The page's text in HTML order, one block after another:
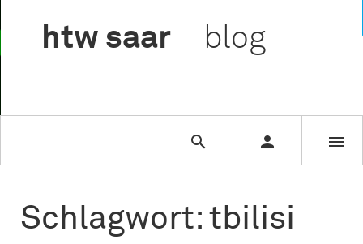
htw saar blog
  
Schlagwort: tbilisi